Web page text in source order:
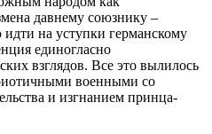
давнему союзнику –
на уступки германскому
единогласно
взглядов. Все это вылилось
военными со
и изгнанием принца-